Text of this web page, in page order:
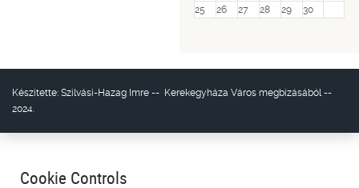
25
26 27 28 29 30
Készítette: Szilvási-Hazag Imre -- Kerekegyháza Város megbízásából --
2024.
Cookie Controls